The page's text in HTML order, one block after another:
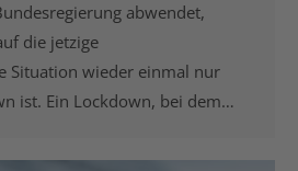
abwendet,
die jetzige
Situation wieder einmal nur
ist. Ein Lockdown, bei dem…